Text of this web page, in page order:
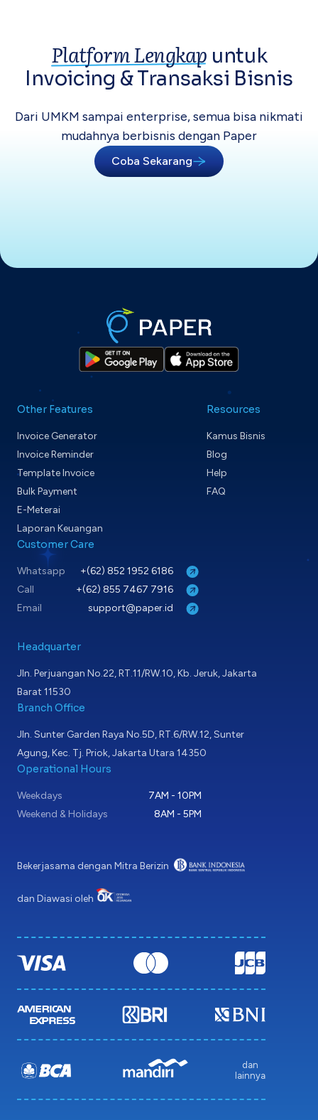
Platform Lengkap untuk
Invoicing &Transaksi Bisnis
Dari UMKM sampai enterprise, semua bisa nikmati
mudahnya berbisnis dengan Paper
Coba Sekarang
Other Features
Invoice Generator
Invoice Reminder
Template Invoice
Bulk Payment
E-Meterai
Laporan Keuangan
Resources
Kamus Bisnis
Blog
Help
FAQ
Customer Care
Whatsapp
+(62) 852 1952 6186
Call
+(62) 855 7467 7916
Email
support@paper.id
Headquarter
Jln. Perjuangan No.22, RT.11/RW.10, Kb. Jeruk, Jakarta
Barat 11530
Branch Office
Jln. Sunter Garden Raya No.5D, RT.6/RW.12, Sunter
Agung, Kec. Tj. Priok, Jakarta Utara 14350
Operational Hours
Weekdays
7AM - 10PM
Weekend & Holidays
8AM - 5PM
Bekerjasama dengan Mitra Berizin
dan Diawasi oleh
dan
lainnya